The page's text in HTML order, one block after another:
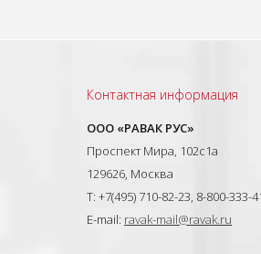
Контактная информация
ООО «РАВАК РУС»
Проспект Мира, 102с1а
129626, Москва
T: +7(495) 710-82-23, 8-800-333-
E-mail: ravak-mail@ravak.ru